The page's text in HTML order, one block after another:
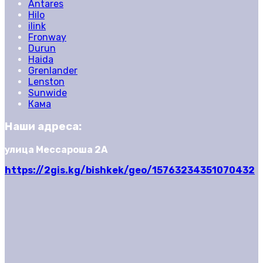
Antares
Hilo
ilink
Fronway
Durun
Haida
Grenlander
Lenston
Sunwide
Кама
Наши адреса:
улица Мессароша 2А
https://2gis.kg/bishkek/geo/15763234351070432